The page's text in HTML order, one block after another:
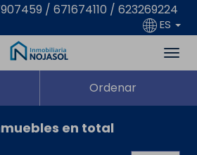
/ 671674110 / 623269224
ES
Ordenar
en total